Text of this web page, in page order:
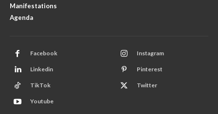
Manifestations
Agenda
Facebook Instagram
Linkedin Pinterest
TikTok Twitter
Youtube